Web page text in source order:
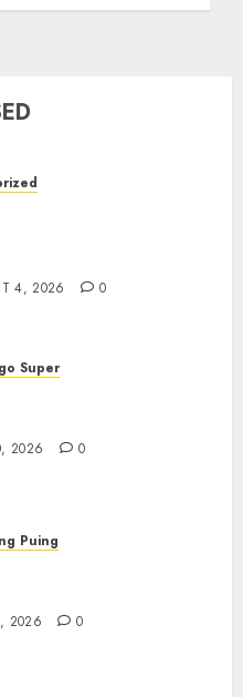
4, 2026 0
Super
2026 0
Puing
2026 0